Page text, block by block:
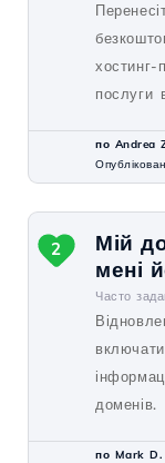
хостинг-
послуги
по Andrea
Мій
мені
Часто
доменів.
2
по Mark D.